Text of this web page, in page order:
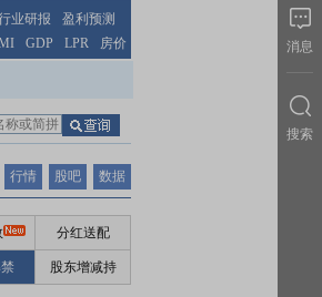
业研报
盈利预测
GDP LPR 房价
行情 股吧 数据
分红送配
股东增减持
消息
搜索